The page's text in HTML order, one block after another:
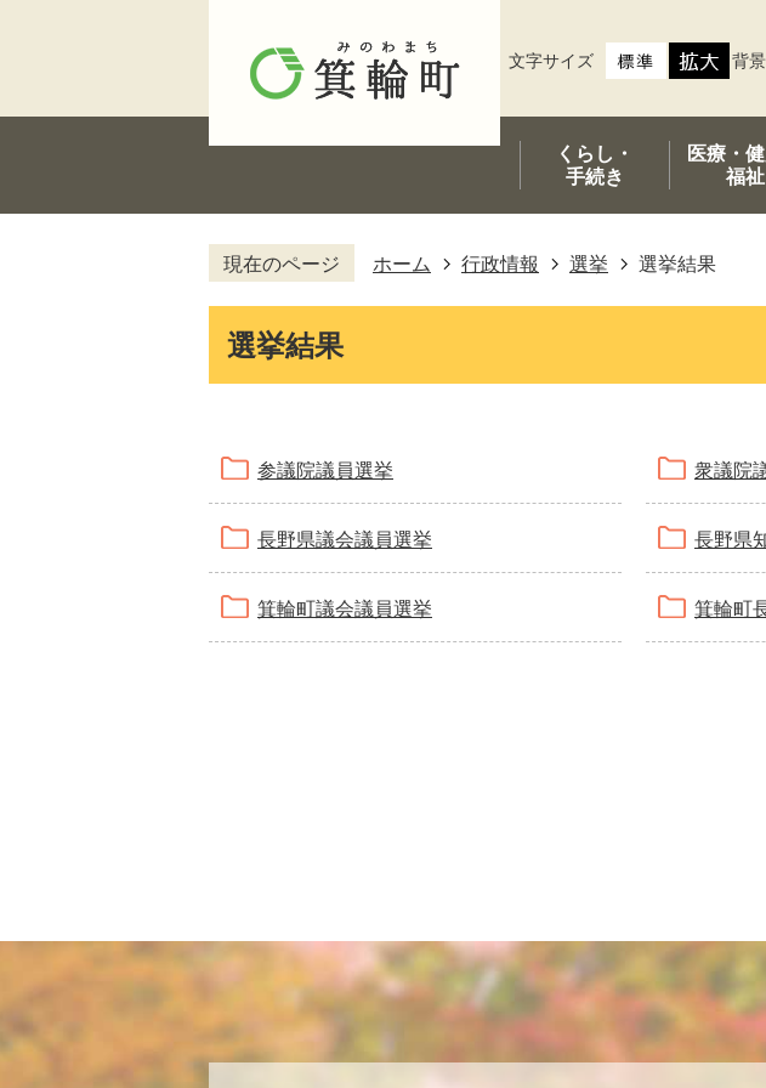
文字サイズ 背
くらし・
手続き
医療・健
福祉
現在のページ ホーム 行政情報 選挙 選挙結果
選挙結果
参議院議員選挙 衆議院
長野県議会議員選挙 長野県
箕輪町議会議員選挙 箕輪町